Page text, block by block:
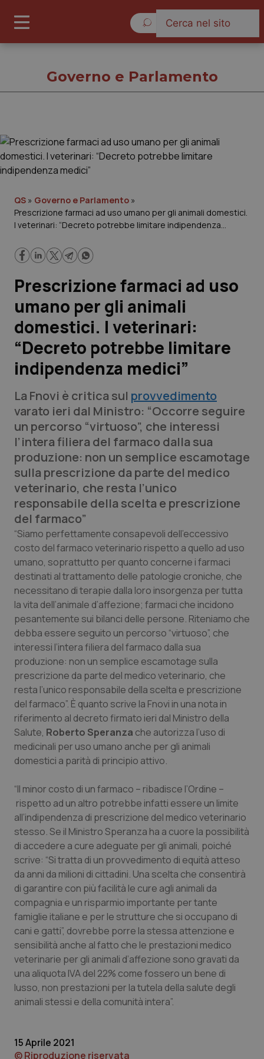
Cronache
Governo e Parlamento
Regioni e Asl
Lavoro e Professioni
Scienza e Farmaci
Studi e Analisi
Lettere al direttore
QS Pro
Professionisti Sanitari.AI
Abruzzo
Basilicata
Calabria
Campania
Emilia-Romagna
Friuli Venezia Giulia
Lazio
Liguria
Lombardia
Marche
Molise
Piemonte
Provincia Autonoma di Bolzano
Provincia Autonoma di Trento
Puglia
Sardegna
Sicilia
Toscana
QS Pro Gold
Artrite & artrosi
Asma & BPCO
Car-T
Colesterolo & coronaropatie
Dermatite Atopica
Diabete & glucometri
Disturbi dell’umore
Dolore
Donna & Salute
Epatiti
HIV
Infezioni & Febbre
Ipertensione & Scompenso
Malattie rare
Malattia di Crohn & Rettocolite Ulcerosa
Neuroscienze & patologie neurodegenerative
Obesità
QS Club Newsletter
Governo e Parlamento
QS » Governo e Parlamento »
Prescrizione farmaci ad uso umano per gli animali domestici.
I veterinari: “Decreto potrebbe limitare indipendenza
Prescrizione farmaci ad uso
umano per gli animali
domestici. I veterinari:
“Decreto potrebbe limitare
indipendenza medici”
La Fnovi è critica sul provvedimento
varato ieri dal Ministro: “Occorre seguire
un percorso “virtuoso”, che interessi
l’intera filiera del farmaco dalla sua
produzione: non un semplice escamotage
sulla prescrizione da parte del medico
veterinario, che resta l’unico
responsabile della scelta e prescrizione
del farmaco”
“Siamo perfettamente consapevoli dell’eccessivo
costo del farmaco veterinario rispetto a quello ad uso
umano, soprattutto per quanto concerne i farmaci
destinati al trattamento delle patologie croniche, che
necessitano di terapie dalla loro insorgenza per tutta
la vita dell’animale d’affezione; farmaci che incidono
pesantemente sui bilanci delle persone. Riteniamo che
debba essere seguito un percorso “virtuoso”, che
interessi l’intera filiera del farmaco dalla sua
produzione: non un semplice escamotage sulla
prescrizione da parte del medico veterinario, che
resta l’unico responsabile della scelta e prescrizione
del farmaco”. È quanto scrive la Fnovi in una nota in
riferimento al decreto firmato ieri dal Ministro della
Salute, Roberto Speranza che autorizza l’uso di
medicinali per uso umano anche per gli animali
domestici a parità di principio attivo.
“Il minor costo di un farmaco – ribadisce l’Ordine –
rispetto ad un altro potrebbe infatti essere un limite
all’indipendenza di prescrizione del medico veterinario
stesso. Se il Ministro Speranza ha a cuore la possibilità
di accedere a cure adeguate per gli animali, poiché
scrive: “Si tratta di un provvedimento di equità atteso
da anni da milioni di cittadini. Una scelta che consentirà
di garantire con più facilità le cure agli animali da
compagnia e un risparmio importante per tante
famiglie italiane e per le strutture che si occupano di
cani e gatti”, dovrebbe porre la stessa attenzione e
sensibilità anche al fatto che le prestazioni medico
veterinarie per gli animali d’affezione sono gravati da
una aliquota IVA del 22% come fossero un bene di
lusso, non prestazioni per la tutela della salute degli
animali stessi e della comunità intera”.
15 Aprile 2021
© Riproduzione riservata